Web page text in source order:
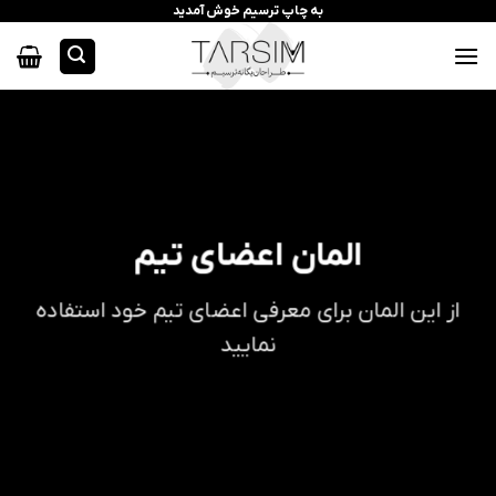
محتوا
به چاپ ترسیم خوش آمدید
المان اعضای تیم
از این المان برای معرفی اعضای تیم خود استفاده
نمایید